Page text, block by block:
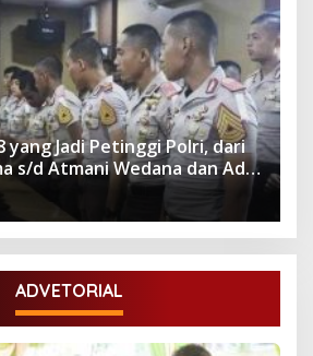
yang Jadi Petinggi Polri, dari
s/d Atmani Wedana dan Adhi
ADVETORIAL